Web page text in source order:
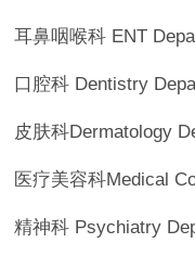
耳鼻咽喉科 ENT
口腔科 Dentistry
皮肤科Dermatology
医疗美容科Medical
精神科 Psychiatry